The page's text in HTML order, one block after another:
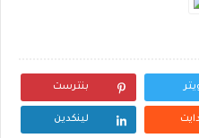
بنترست
لينكدين